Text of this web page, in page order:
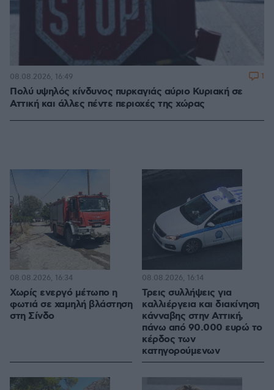
Πολύ υψηλός κίνδυνος πυρκαγιάς αύριο Κυριακή σε
Αττική και άλλες πέντε περιοχές της χώρας
08.08.2026, 16:49 1
Χωρίς ενεργό μέτωπο η
φωτιά σε χαμηλή βλάστηση
στη Σίνδο
08.08.2026, 16:34
Τρεις συλλήψεις για
καλλιέργεια και διακίνηση
κάνναβης στην Αττική,
πάνω από 90.000 ευρώ το
κέρδος των
κατηγορούμενων
08.08.2026, 16:14